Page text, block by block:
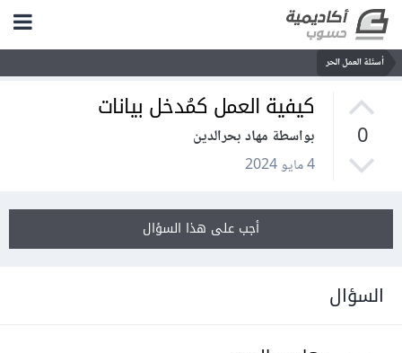
أسئلة العمل الحر
0
كيفية العمل كمُدخل بيانات
بواسطة مهاد بحرالدين
4 مايو 2024
أجب على هذا السؤال
السؤال